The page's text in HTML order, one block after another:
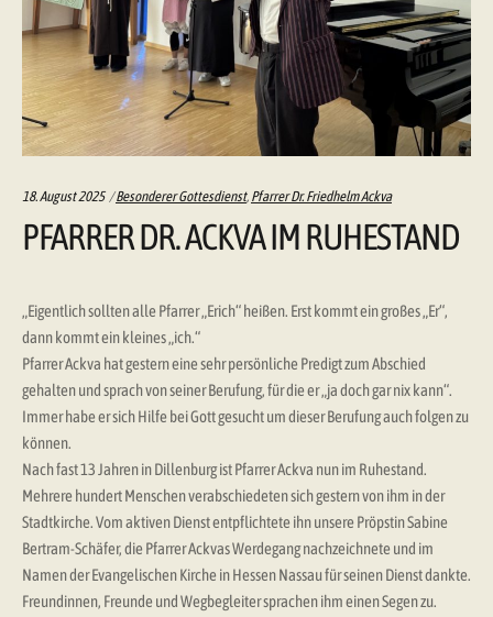
18. August 2025 Categories:
Besonderer Gottesdienst, Pfarrer Dr. Friedhelm Ackva
PFARRER DR. ACKVA IM RUHESTAND
„Eigentlich sollten alle Pfarrer „Erich“ heißen. Erst kommt ein großes „Er“,
dann kommt ein kleines „ich.“
Pfarrer Ackva hat gestern eine sehr persönliche Predigt zum Abschied
gehalten und sprach von seiner Berufung, für die er „ja doch gar nix kann“.
Immer habe er sich Hilfe bei Gott gesucht um dieser Berufung auch folgen zu
können.
Nach fast 13 Jahren in Dillenburg ist Pfarrer Ackva nun im Ruhestand.
Mehrere hundert Menschen verabschiedeten sich gestern von ihm in der
Stadtkirche. Vom aktiven Dienst entpflichtete ihn unsere Pröpstin Sabine
Bertram-Schäfer, die Pfarrer Ackvas Werdegang nachzeichnete und im
Namen der Evangelischen Kirche in Hessen Nassau für seinen Dienst dankte.
Freundinnen, Freunde und Wegbegleiter sprachen ihm einen Segen zu.